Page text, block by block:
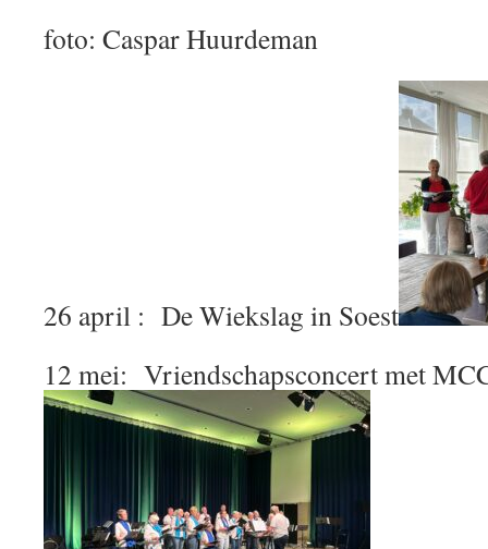
foto: Caspar Huurdeman
26 april : De Wiekslag in Soest
12 mei: Vriendschapsconcert met